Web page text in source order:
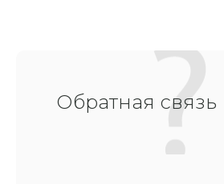
Обратная связь